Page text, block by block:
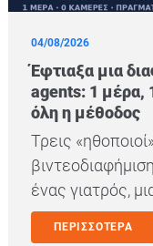
04/08/2026
Έφτιαξα μια
agents: 1 μέρα,
όλη η μέθοδος
Τρεις
ένας γιατρός,
ΠΕΡΙΣΣΟΤΕΡΑ